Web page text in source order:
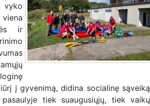
ir
į gyvenimą, didina socialinę sąveiką
tiek suaugusiųjų, tiek vaikų